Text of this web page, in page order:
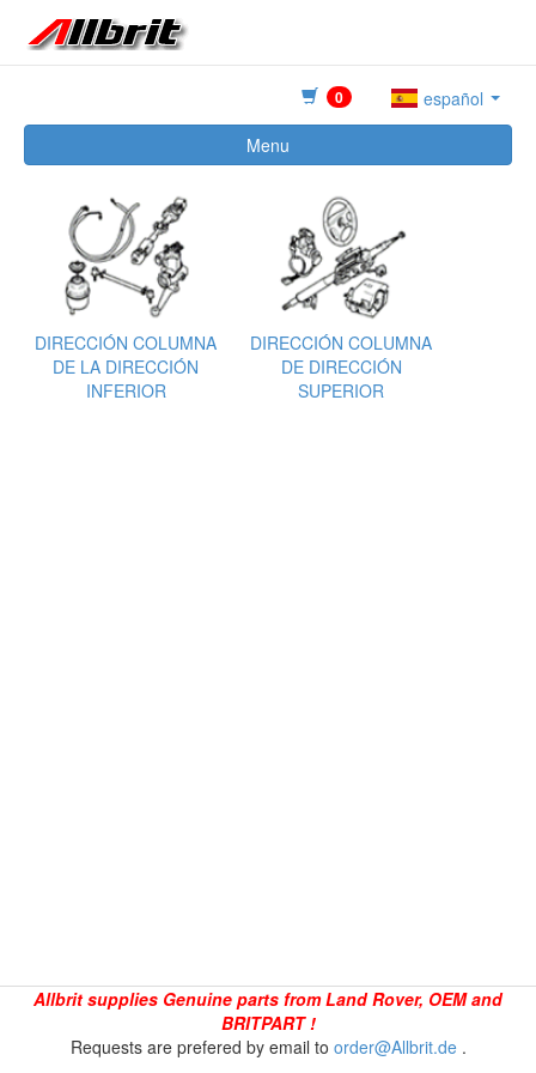
0
español
Menu
DIRECCIÓN COLUMNA
DE LA DIRECCIÓN
INFERIOR
DIRECCIÓN COLUMNA
DE DIRECCIÓN
SUPERIOR
Allbrit supplies Genuine parts from Land Rover, OEM and
BRITPART !
Requests are prefered by email to order@Allbrit.de.